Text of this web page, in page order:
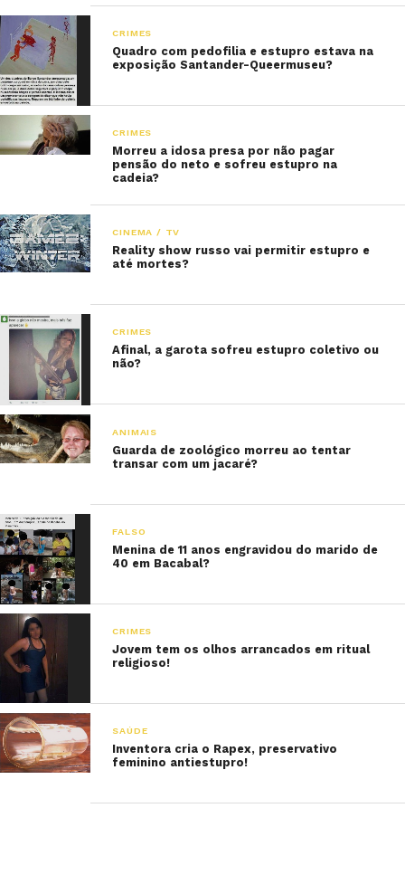
CRIMES
Quadro com pedofilia e estupro estava na
exposição Santander-Queermuseu?
CRIMES
Morreu a idosa presa por não pagar
pensão do neto e sofreu estupro na
cadeia?
CINEMA / TV
Reality show russo vai permitir estupro e
até mortes?
CRIMES
Afinal, a garota sofreu estupro coletivo ou
não?
ANIMAIS
Guarda de zoológico morreu ao tentar
transar com um jacaré?
FALSO
Menina de 11 anos engravidou do marido de
40 em Bacabal?
CRIMES
Jovem tem os olhos arrancados em ritual
religioso!
SAÚDE
Inventora cria o Rapex, preservativo
feminino antiestupro!